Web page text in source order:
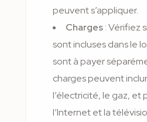
peuvent s’appliquer.
Charges: Vérifiez
sont incluses dans le
sont à payer
charges peuvent
l’électricité, le gaz, et
l’Internet et la